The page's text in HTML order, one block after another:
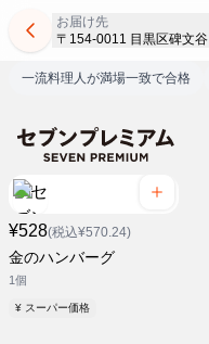
お届け先
〒154-0011 目黒区碑文谷
一流料理人が満場一致で合格
¥528(税込¥570.24)
金のハンバーグ
1個
¥ スーパー価格